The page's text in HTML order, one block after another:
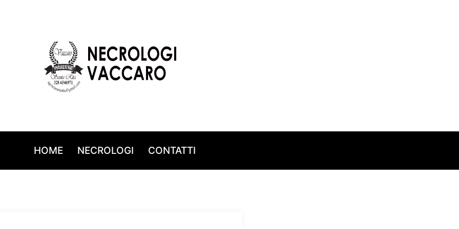
HOME NECROLOGI CONTATTI